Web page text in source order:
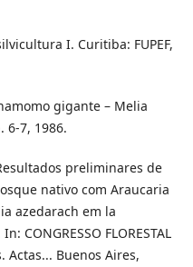
I. Curitiba: FUPEF,
gigante – Melia
6-7, 1986.
preliminares de
nativo com Araucaria
azedarach em la
CONGRESSO FLORESTAL
Actas... Buenos Aires,